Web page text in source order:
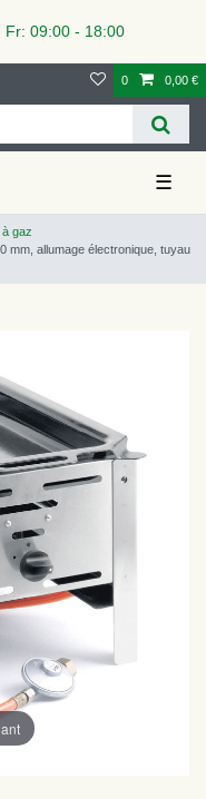
09:00 - 18:00
0 0,00 €
☰
gaz
mm, allumage électronique, tuyau